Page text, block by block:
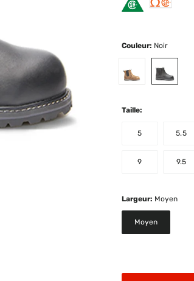
Couleur: Noir
Taille:
5 5.5
9 9.5
Largeur: Moyen
Moyen